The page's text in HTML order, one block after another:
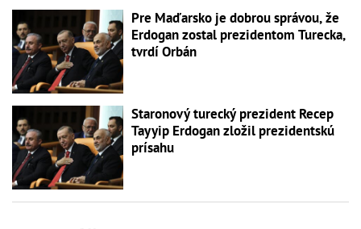
Pre Maďarsko je dobrou správou, že
Erdogan zostal prezidentom Turecka,
tvrdí Orbán
Staronový turecký prezident Recep
Tayyip Erdogan zložil prezidentskú
prísahu